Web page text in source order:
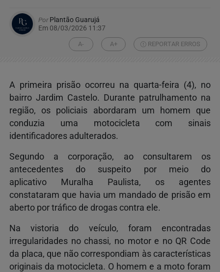
PorPlantão Guarujá
Em 08/03/2026 11:37
A- A+ REPORTAR ERROS
A primeira prisão ocorreu na quarta-feira (4), no
bairro Jardim Castelo. Durante patrulhamento na
região, os policiais abordaram um homem que
conduzia uma motocicleta com sinais
identificadores adulterados.
Segundo a corporação, ao consultarem os
antecedentes do suspeito por meio do
aplicativo Muralha Paulista, os agentes
constataram que havia um mandado de prisão em
aberto por tráfico de drogas contra ele.
Na vistoria do veículo, foram encontradas
irregularidades no chassi, no motor e no QR Code
da placa, que não correspondiam às características
originais da motocicleta. O homem e a moto foram